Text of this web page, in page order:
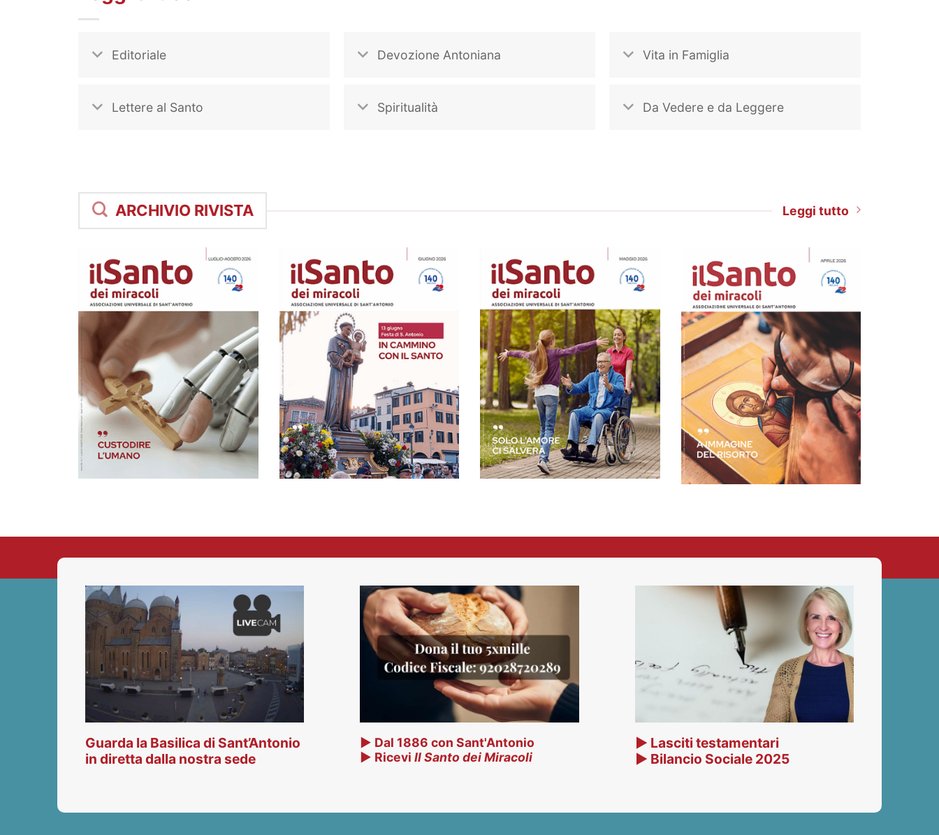
Editoriale
Lettere al Santo
Devozione Antoniana
Spiritualità
Vita in Famiglia
Da Vedere e da Leggere
ARCHIVIO RIVISTA Leggi tutto
Guarda la Basilica di Sant’Antonio
in diretta dalla nostra sede
▶ Dal 1886 con Sant'Antonio
▶ RiceviIl Santo dei Miracoli
▶ Lasciti testamentari
▶ Bilancio Sociale 2025